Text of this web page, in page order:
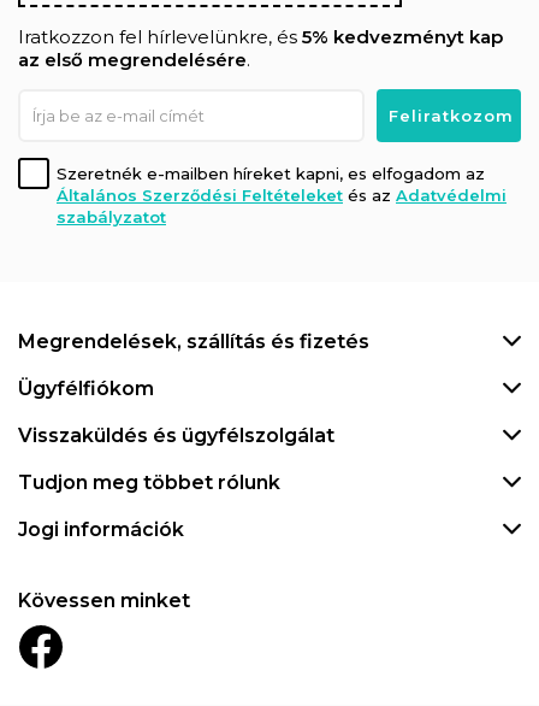
Iratkozzon fel hírlevelünkre, és 5% kedvezményt kap
az első megrendelésére.
Szeretnék e-mailben híreket kapni, es elfogadom az
Általános Szerződési Feltételeket és az Adatvédelmi
szabályzatot
Megrendelések, szállítás és fizetés
Ügyfélfiókom
Visszaküldés és ügyfélszolgálat
Tudjon meg többet rólunk
Jogi információk
Kövessen minket